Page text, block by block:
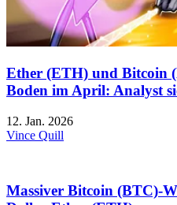
Ether (ETH) und Bitcoin
Boden im April: Analyst
12. Jan. 2026
Vince Quill
Massiver Bitcoin (BTC)-